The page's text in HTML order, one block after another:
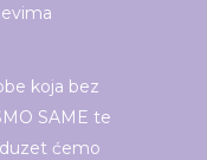
koja bez
SAME te
ćemo